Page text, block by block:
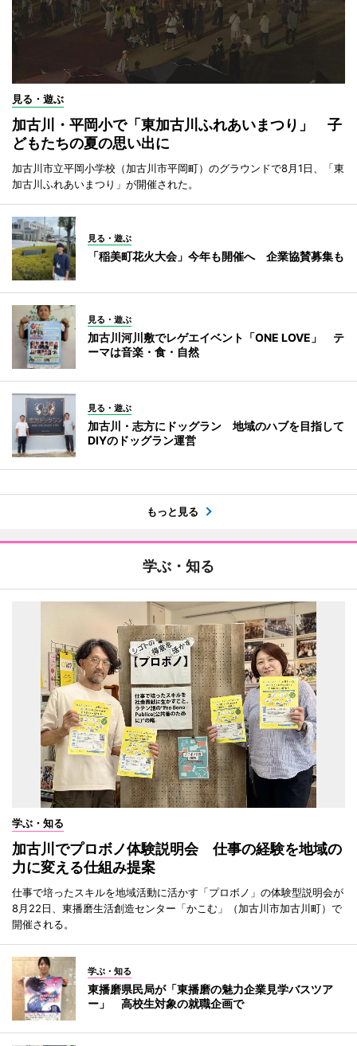
見る・遊ぶ
加古川・平岡小で「東加古川ふれあいまつり」 子
どもたちの夏の思い出に
加古川市立平岡小学校（加古川市平岡町）のグラウンドで8月1日、「東
加古川ふれあいまつり」が開催された。
見る・遊ぶ
「稲美町花火大会」今年も開催へ 企業協賛募集も
見る・遊ぶ
加古川河川敷でレゲエイベント「ONE LOVE」 テ
ーマは音楽・食・自然
見る・遊ぶ
加古川・志方にドッグラン 地域のハブを目指して
DIYのドッグラン運営
もっと見る
学ぶ・知る
学ぶ・知る
加古川でプロボノ体験説明会 仕事の経験を地域の
力に変える仕組み提案
仕事で培ったスキルを地域活動に活かす「プロボノ」の体験型説明会が
8月22日、東播磨生活創造センター「かこむ」（加古川市加古川町）で
開催される。
学ぶ・知る
東播磨県民局が「東播磨の魅力企業見学バスツア
ー」 高校生対象の就職企画で